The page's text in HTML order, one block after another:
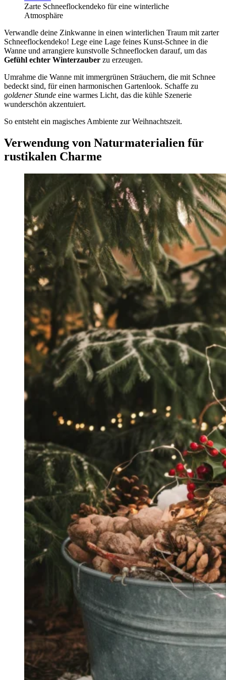
Zarte Schneeflockendeko für eine winterliche
Atmosphäre
Verwandle deine Zinkwanne in einen winterlichen Traum mit zarter
Schneeflockendeko! Lege eine Lage feines Kunst-Schnee in die
Wanne und arrangiere kunstvolle Schneeflocken darauf, um das
Gefühl echter Winterzauber zu erzeugen.
Umrahme die Wanne mit immergrünen Sträuchern, die mit Schnee
bedeckt sind, für einen harmonischen Gartenlook. Schaffe zu
goldener Stunde eine warmes Licht, das die kühle Szenerie
wunderschön akzentuiert.
So entsteht ein magisches Ambiente zur Weihnachtszeit.
Verwendung von Naturmaterialien für
rustikalen Charme